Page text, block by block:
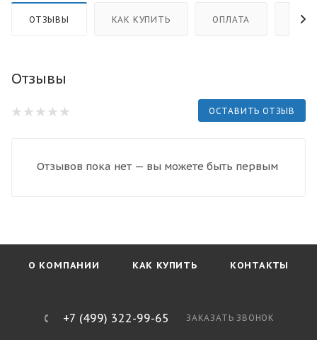
ОТЗЫВЫ КАК КУПИТЬ ОПЛАТА
Отзывы
ОСТАВИТЬ ОТЗЫВ
Отзывов пока нет — вы можете быть первым
О КОМПАНИИ КАК КУПИТЬ КОНТАКТЫ
+7 (499) 322-99-65 ЗАКАЗАТЬ ЗВОНОК